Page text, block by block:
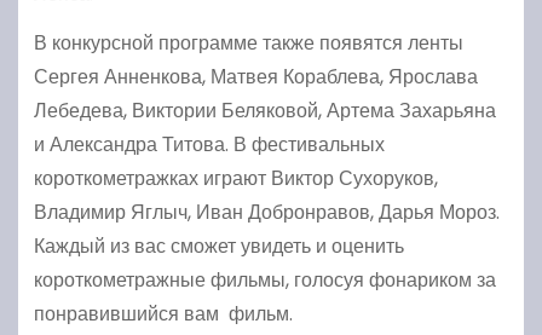
В конкурсной программе также появятся ленты
Сергея Анненкова, Матвея Кораблева, Ярослава
Лебедева, Виктории Беляковой, Артема Захарьяна
и Александра Титова. В фестивальных
короткометражках играют Виктор Сухоруков,
Владимир Яглыч, Иван Добронравов, Дарья Мороз.
Каждый из вас сможет увидеть и оценить
короткометражные фильмы, голосуя фонариком за
понравившийся вам фильм.